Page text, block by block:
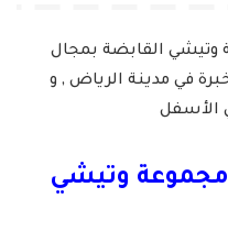
وتيشي القابضة بمجال
في مدينة الرياض , و
الأسفل
مجموعة وتيشي